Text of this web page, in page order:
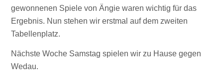
gewonnenen Spiele von Ängie waren wichtig für das
Ergebnis. Nun stehen wir erstmal auf dem zweiten
Tabellenplatz.
Nächste Woche Samstag spielen wir zu Hause gegen
Wedau.